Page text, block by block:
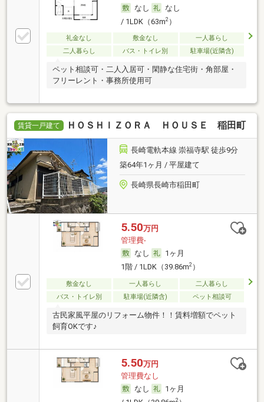
なし
なし
/ 1LDK（63m2）
礼金なし 敷金なし
一人暮らし
二人暮らし
バス・トイレ別 駐車場(近隣含)
ペット相談可・二人入居可・閑静な住宅街・角部屋・
フリーレント・事務所使用可
賃貸一戸建て ＨＯＳＨＩＺＯＲＡ ＨＯＵＳＥ 稲田町
長崎電軌本線 崇福寺駅 徒歩9分
築64年1ヶ月 / 平屋建て
長崎県長崎市稲田町
5.50万円
管理費-
なし
1ヶ月
1階 / 1LDK（39.86m2）
敷金なし 一人暮らし
二人暮らし
バス・トイレ別
駐車場(近隣含) ペット相談可
古民家風平屋のリフォーム物件！！賃料増額でペット
飼育OKです♪
5.50万円
管理費なし
なし
1ヶ月
2